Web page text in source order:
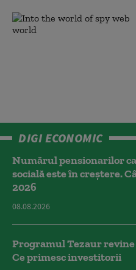
DIGI ECONOMIC
Numărul pensionarilor
socială este în creștere.
2026
08.08.2026
Programul Tezaur revine
Ce primesc investitorii